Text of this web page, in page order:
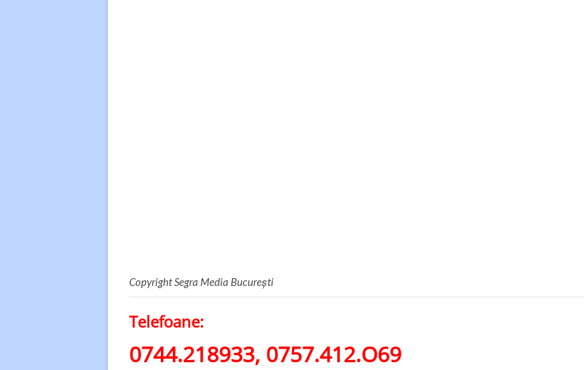
Copyright Segra Media București
Telefoane:
0744.218933, 0757.412.O69